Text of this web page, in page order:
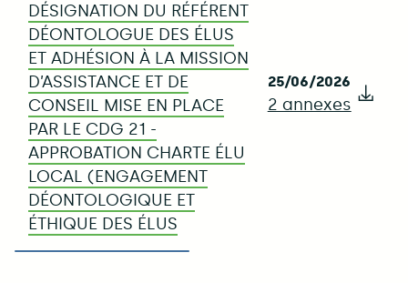
DÉSIGNATION DU RÉFÉRENT
DÉONTOLOGUE DES ÉLUS
ET ADHÉSION À LA MISSION
D’ASSISTANCE ET DE
CONSEIL MISE EN PLACE
PAR LE CDG 21 -
APPROBATION CHARTE ÉLU
LOCAL (ENGAGEMENT
DÉONTOLOGIQUE ET
ÉTHIQUE DES ÉLUS
25/06/2026
2 annexes